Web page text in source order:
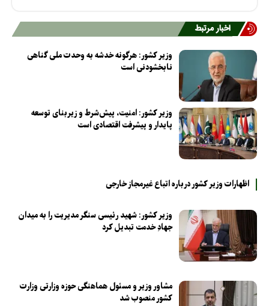
اخبار مرتبط
وزیر کشور: هرگونه خدشه به وحدت ملی گناهی
نابخشودنی است
وزیر کشور: امنیت، پیش‌شرط و زیربنای توسعه
پایدار و پیشرفت اقتصادی است
اظهارات وزیر کشور درباره اتباع غیرمجاز خارجی
وزیر کشور: شهید رئیسی سنگر مدیریت را به میدان
جهادِ خدمت تبدیل کرد
مشاور وزیر و مسئول هماهنگی حوزه وزارتی وزارت
کشور منصوب شد